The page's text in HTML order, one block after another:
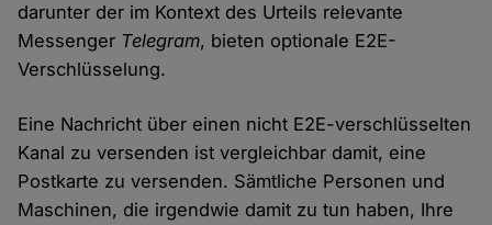
darunter der im Kontext des Urteils relevante
Messenger Telegram, bieten optionale E2E-
Verschlüsselung.
Eine Nachricht über einen nicht E2E-verschlüsselten
Kanal zu versenden ist vergleichbar damit, eine
Postkarte zu versenden. Sämtliche Personen und
Maschinen, die irgendwie damit zu tun haben, Ihre